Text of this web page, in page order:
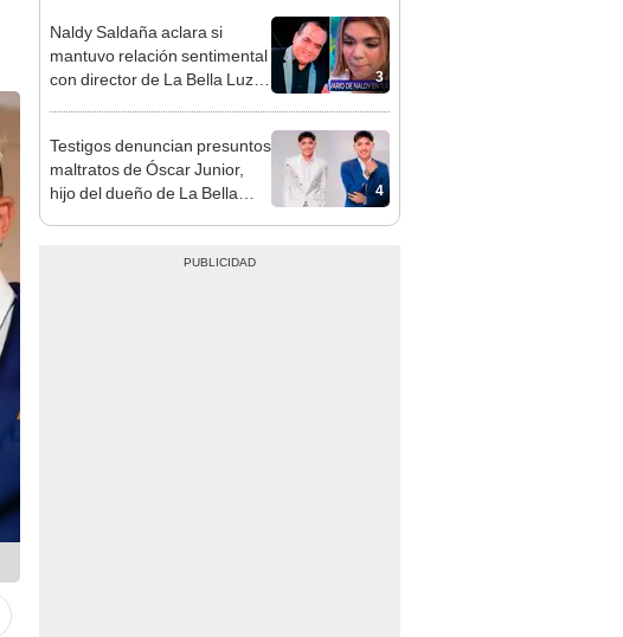
3
Naldy Saldaña aclara si
mantuvo relación sentimental
con director de La Bella Luz
bajo”
4
Testigos denuncian presuntos
maltratos de Óscar Junior,
hijo del dueño de La Bella